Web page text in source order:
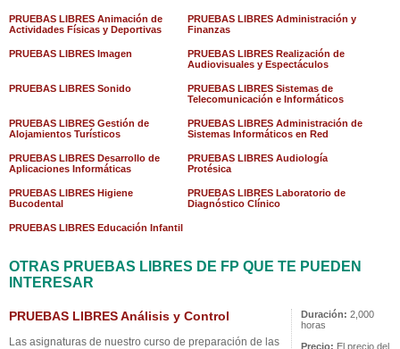
PRUEBAS LIBRES Animación de
Actividades Físicas y Deportivas
PRUEBAS LIBRES Administración y
Finanzas
PRUEBAS LIBRES Imagen
PRUEBAS LIBRES Realización de
Audiovisuales y Espectáculos
PRUEBAS LIBRES Sonido
PRUEBAS LIBRES Sistemas de
Telecomunicación e Informáticos
PRUEBAS LIBRES Gestión de
Alojamientos Turísticos
PRUEBAS LIBRES Administración de
Sistemas Informáticos en Red
PRUEBAS LIBRES Desarrollo de
Aplicaciones Informáticas
PRUEBAS LIBRES Audiología
Protésica
PRUEBAS LIBRES Higiene
Bucodental
PRUEBAS LIBRES Laboratorio de
Diagnóstico Clínico
PRUEBAS LIBRES Educación Infantil
OTRAS PRUEBAS LIBRES DE FP QUE TE PUEDEN
INTERESAR
PRUEBAS LIBRES Análisis y Control
Las asignaturas de nuestro curso de preparación de las
Duración: 2,000
horas
Precio: El precio del